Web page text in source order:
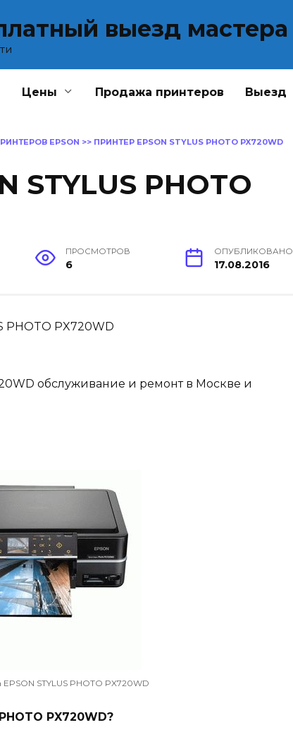
выезд мастера
Цены Продажа принтеров Выезд
EPSON >> ПРИНТЕР EPSON STYLUS PHOTO PX720WD
STYLUS PHOTO
ПРОСМОТРОВ
6
ОПУБЛИКОВАНО
17.08.2016
PHOTO PX720WD
обслуживание и ремонт в Москве и
STYLUS PHOTO PX720WD
PX720WD?